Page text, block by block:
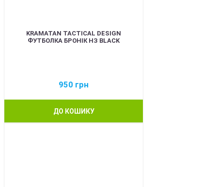
KRAMATAN TACTICAL DESIGN
ФУТБОЛКА БРОНІК НЗ BLACK
950 грн
ДО КОШИКУ